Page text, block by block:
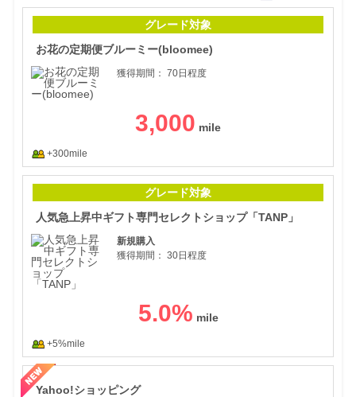
グレード対象
お花の定期便ブルーミー(bloomee)
獲得期間： 70日程度
3,000
+300mile
グレード対象
人気急上昇中ギフト専門セレクトショップ「TANP」
新規購入
獲得期間： 30日程度
5.0%
+5%mile
Yahoo!ショッピング